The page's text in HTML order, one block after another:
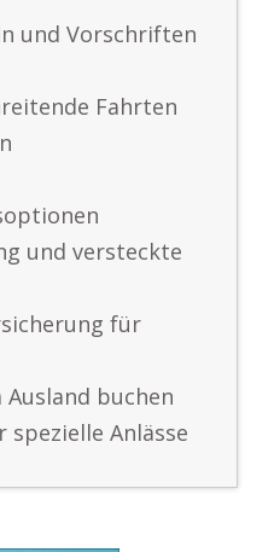
und Vorschriften
Fahrten
und versteckte
für
buchen
spezielle Anlässe